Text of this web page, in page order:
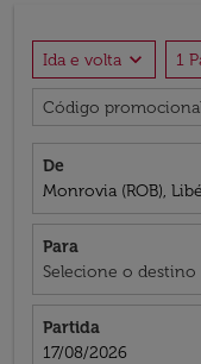
Ida e volta expand_more 1
Código
De
Monrovia (ROB),
Para
Selecione o destino
Partida
fc-booking-
17/08/2026